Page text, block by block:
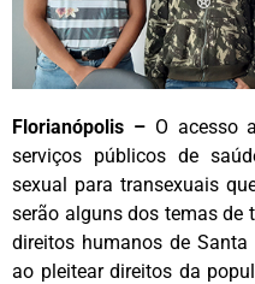
Florianópolis –O acesso
serviços públicos de
sexual para transexuais
serão alguns dos temas de
direitos humanos de Santa
ao pleitear direitos da